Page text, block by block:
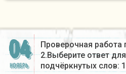
04
НОЯБРЬ
Проверочная работа
2.Выберите ответ
подчёркнутых слов: